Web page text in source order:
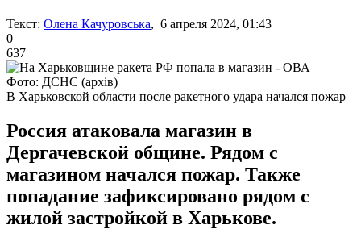
Текст: Олена Качуровська, 6 апреля 2024, 01:43
0
637
Фото: ДСНС (архів)
В Харьковской области после ракетного удара начался пожар
Россия атаковала магазин в
Дергачевской общине. Рядом с
магазином начался пожар. Также
попадание зафиксировано рядом с
жилой застройкой в Харькове.